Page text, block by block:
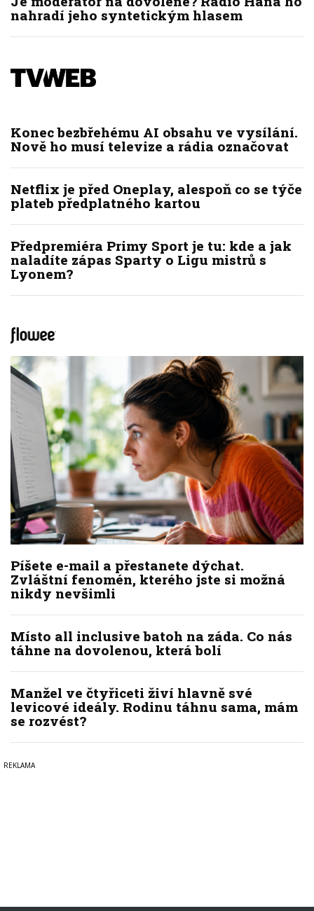
nahradí jeho syntetickým hlasem
Konec bezbřehému AI obsahu ve vysílání.
Nově ho musí televize a rádia označovat
Netflix je před Oneplay, alespoň co se týče
plateb předplatného kartou
Předpremiéra Primy Sport je tu: kde a jak
naladíte zápas Sparty o Ligu mistrů s
Lyonem?
Píšete e-mail a přestanete dýchat.
Zvláštní fenomén, kterého jste si možná
nikdy nevšimli
Místo all inclusive batoh na záda. Co nás
táhne na dovolenou, která bolí
Manžel ve čtyřiceti živí hlavně své
levicové ideály. Rodinu táhnu sama, mám
se rozvést?